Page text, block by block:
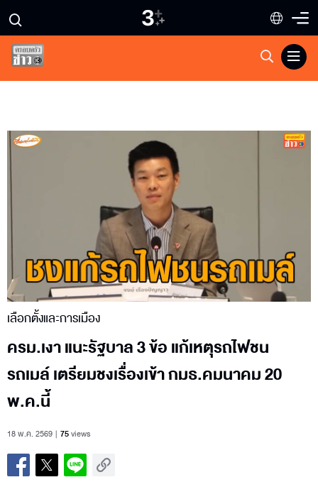
เลือกตั้งและการเมือง
ครม.เงา แนะรัฐบาล 3 ข้อ แก้เหตุรถไฟชน
รถเมล์ เตรียมชงเรื่องเข้า กมธ.คมนาคม 20
พ.ค.นี้
18 พ.ค. 2569 75views